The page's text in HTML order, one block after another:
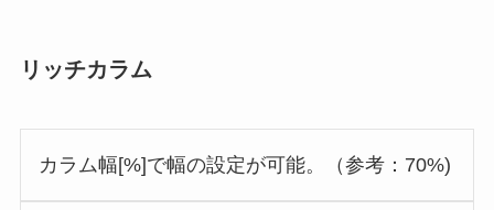
リッチカラム
カラム幅[%]で幅の設定が可能。（参考：70%)